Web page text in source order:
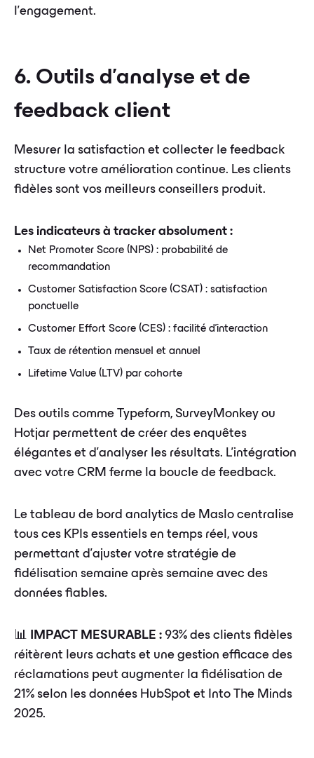
l'engagement.
6. Outils d'analyse et de
feedback client
Mesurer la satisfaction et collecter le feedback
structure votre amélioration continue. Les clients
fidèles sont vos meilleurs conseillers produit.
Les indicateurs à tracker absolument :
Net Promoter Score (NPS) : probabilité de
recommandation
Customer Satisfaction Score (CSAT) : satisfaction
ponctuelle
Customer Effort Score (CES) : facilité d'interaction
Taux de rétention mensuel et annuel
Lifetime Value (LTV) par cohorte
Des outils comme Typeform, SurveyMonkey ou
Hotjar permettent de créer des enquêtes
élégantes et d'analyser les résultats. L'intégration
avec votre CRM ferme la boucle de feedback.
Le tableau de bord analytics de Maslo centralise
tous ces KPIs essentiels en temps réel, vous
permettant d'ajuster votre stratégie de
fidélisation semaine après semaine avec des
données fiables.
📊 IMPACT MESURABLE : 93% des clients fidèles
réitèrent leurs achats et une gestion efficace des
réclamations peut augmenter la fidélisation de
21% selon les données HubSpot et Into The Minds
2025.